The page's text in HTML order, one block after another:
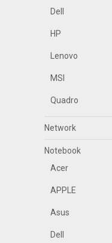
Dell
HP
Lenovo
MSI
Quadro
Network
Notebook
Acer
APPLE
Asus
Dell